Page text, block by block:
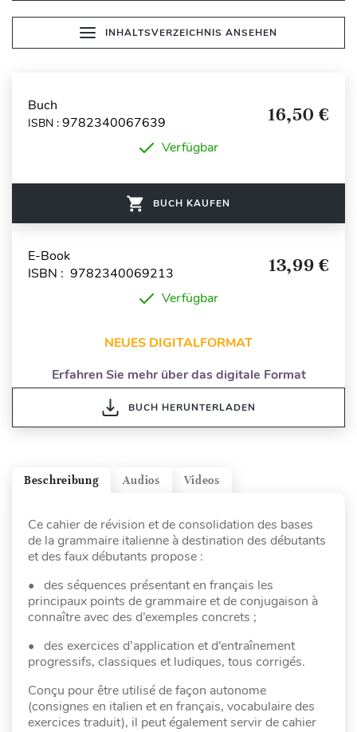
INHALTSVERZEICHNIS ANSEHEN
Buch
ISBN : 9782340067639 16,50 €
Verfügbar
BUCH KAUFEN
E-Book
ISBN : 9782340069213
13,99 €
Verfügbar
NEUES DIGITALFORMAT
Erfahren Sie mehr über das digitale Format
BUCH HERUNTERLADEN
Videos
Audios
Beschreibung
Ce cahier de révision et de consolidation des bases
de la grammaire italienne à destination des débutants
et des faux débutants propose :
• des séquences présentant en français les
principaux points de grammaire et de conjugaison à
connaître avec des d’exemples concrets ;
• des exercices d’application et d’entraînement
progressifs, classiques et ludiques, tous corrigés.
Conçu pour être utilisé de façon autonome
(consignes en italien et en français, vocabulaire des
exercices traduit), il peut également servir de cahier